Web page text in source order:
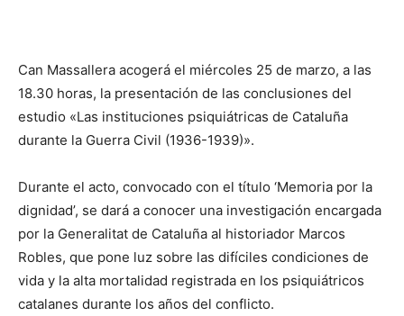
Can Massallera acogerá el miércoles 25 de marzo, a las
18.30 horas, la presentación de las conclusiones del
estudio «Las instituciones psiquiátricas de Cataluña
durante la Guerra Civil (1936-1939)».
Durante el acto, convocado con el título ‘Memoria por la
dignidad’, se dará a conocer una investigación encargada
por la Generalitat de Cataluña al historiador Marcos
Robles, que pone luz sobre las difíciles condiciones de
vida y la alta mortalidad registrada en los psiquiátricos
catalanes durante los años del conflicto.